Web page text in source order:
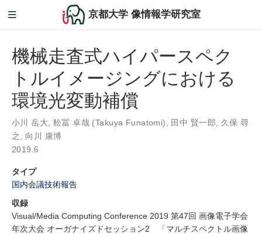
京都大学 像情報学研究室
機械走査式ハイパースペク
トルイメージングにおける
環境光変動補償
小川 岳大 舩冨 卓哉 (Takuya Funatomi) 田中 賢一郎
久保 尋
之
向川 康博
2019.6
タイプ
国内会議技術報告
収録
Visual/Media Computing Conference 2019 第47回 画像電子学会
年次大会 オーガナイズドセッション2 「マルチスペクトル画像